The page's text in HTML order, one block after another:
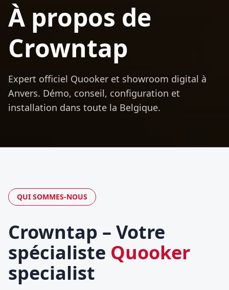
À propos de
Crowntap
Expert officiel Quooker et showroom digital à
Anvers. Démo, conseil, configuration et
installation dans toute la Belgique.
QUI SOMMES-NOUS
Crowntap – Votre
spécialiste Quooker
specialist